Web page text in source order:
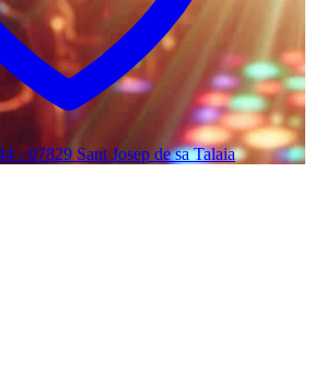
- 07829 Sant Josep de sa Talaia